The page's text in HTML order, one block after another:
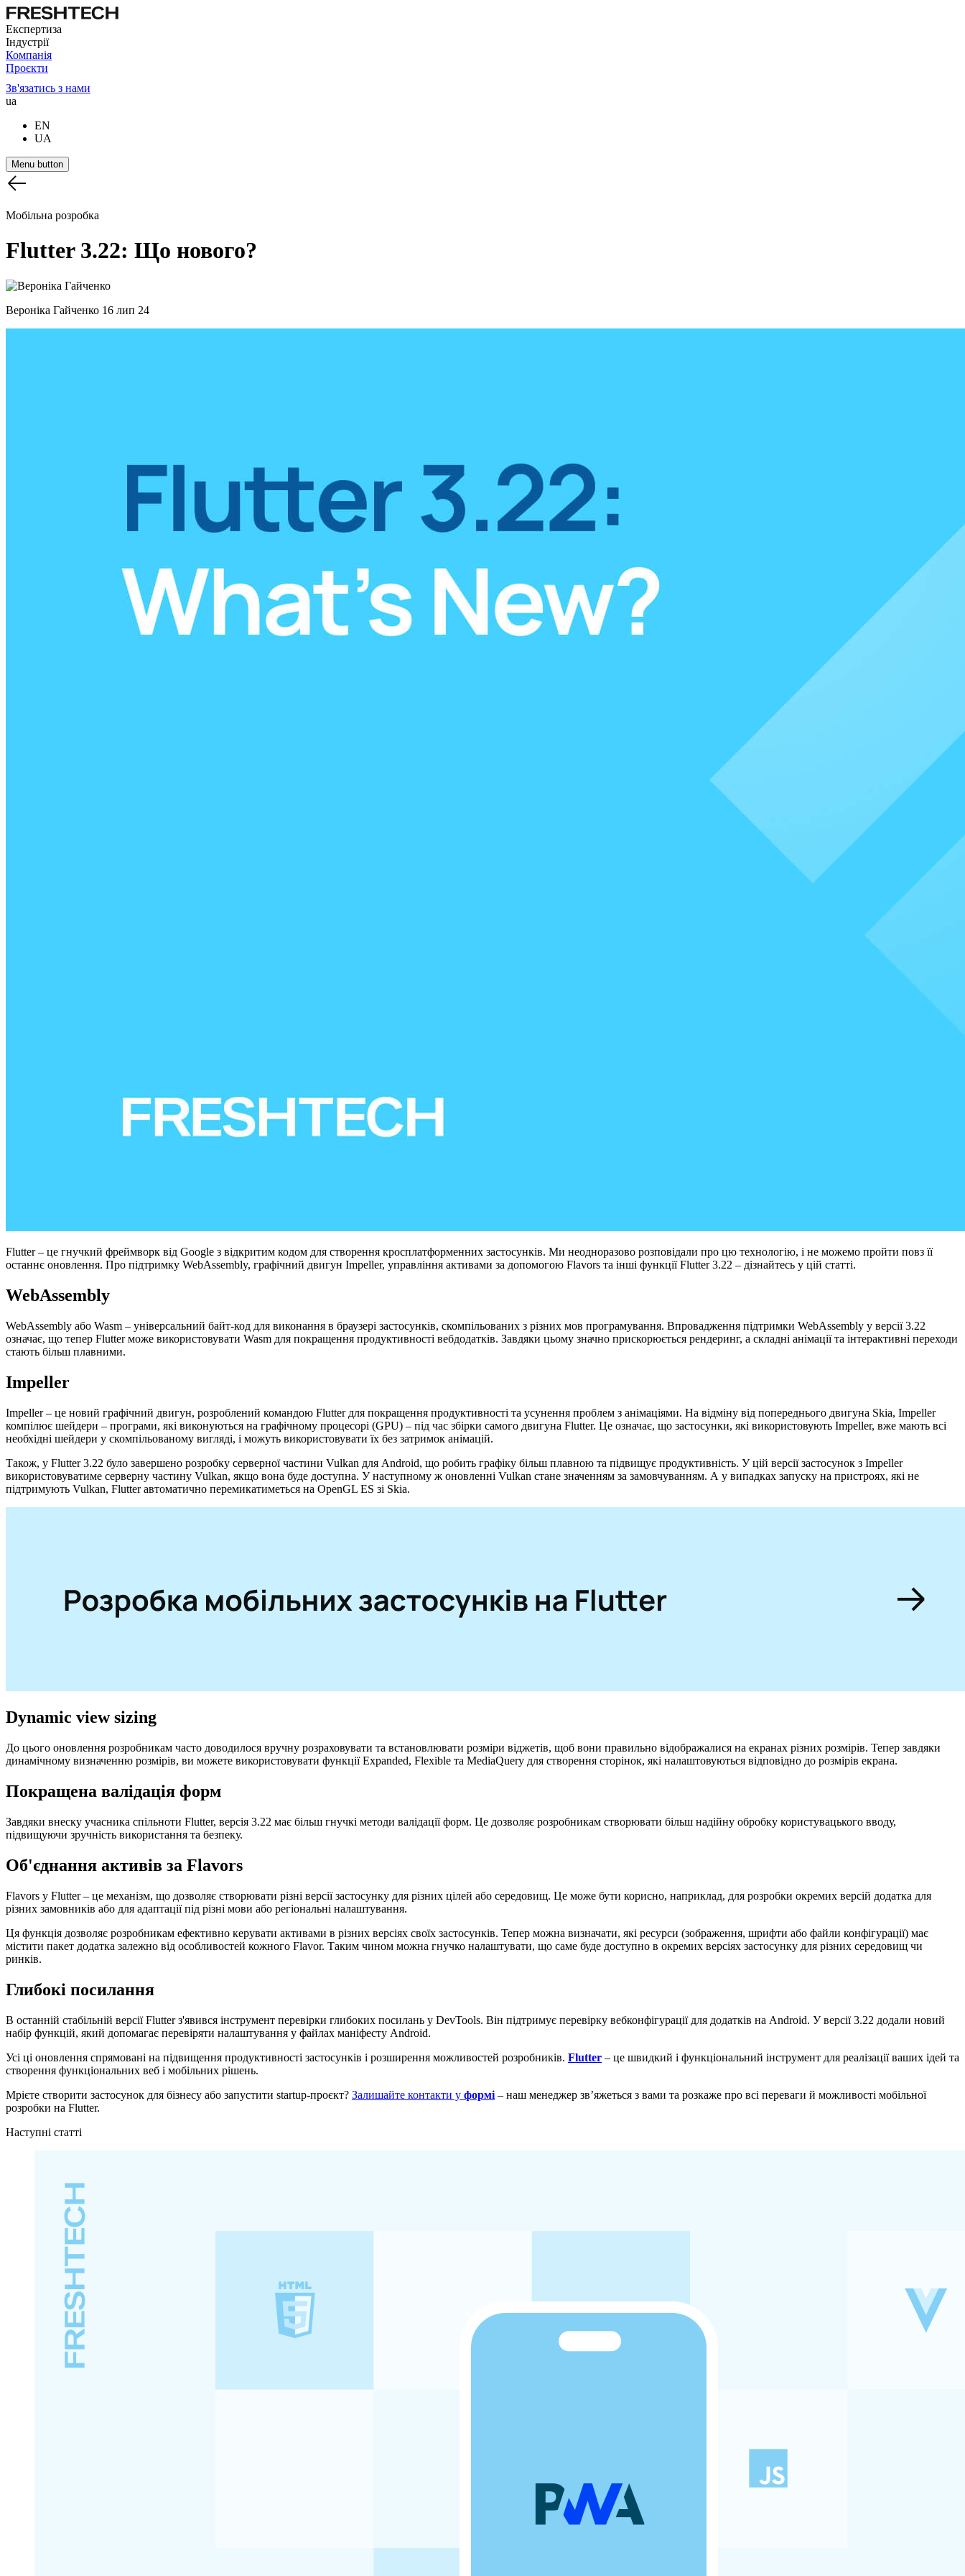
Експертиза
Індустрії
Компанія
Проєкти
Зв'язатись з нами
ua
EN
UA
Menu button
Мобільна розробка
Flutter 3.22: Що нового?
Вероніка Гайченко 16 лип 24
Flutter – це гнучкий фреймворк від Google з відкритим кодом для створення кросплатформенних застосунків. Ми неодноразово розповідали про цю технологію, і не можемо пройти повз її
останнє оновлення. Про підтримку WebAssembly, графічний двигун Impeller, управління активами за допомогою Flavors та інші функції Flutter 3.22 – дізнайтесь у цій статті.
WebAssembly
WebAssembly або Wasm – універсальний байт-код для виконання в браузері застосунків, скомпільованих з різних мов програмування. Впровадження підтримки WebAssembly у версії 3.22
означає, що тепер Flutter може використовувати Wasm для покращення продуктивності вебдодатків. Завдяки цьому значно прискорюється рендеринг, а складні анімації та інтерактивні переходи
стають більш плавними.
Impeller
Impeller – це новий графічний двигун, розроблений командою Flutter для покращення продуктивності та усунення проблем з анімаціями. На відміну від попереднього двигуна Skia, Impeller
компілює шейдери – програми, які виконуються на графічному процесорі (GPU) – під час збірки самого двигуна Flutter. Це означає, що застосунки, які використовують Impeller, вже мають всі
необхідні шейдери у скомпільованому вигляді, і можуть використовувати їх без затримок анімацій.
Також, у Flutter 3.22 було завершено розробку серверної частини Vulkan для Android, що робить графіку більш плавною та підвищує продуктивність. У цій версії застосунок з Impeller
використовуватиме серверну частину Vulkan, якщо вона буде доступна. У наступному ж оновленні Vulkan стане значенням за замовчуванням. А у випадках запуску на пристроях, які не
підтримують Vulkan, Flutter автоматично перемикатиметься на OpenGL ES зі Skia.
Dynamic view sizing
До цього оновлення розробникам часто доводилося вручну розраховувати та встановлювати розміри віджетів, щоб вони правильно відображалися на екранах різних розмірів. Тепер завдяки
динамічному визначенню розмірів, ви можете використовувати функції Expanded, Flexible та MediaQuery для створення сторінок, які налаштовуються відповідно до розмірів екрана.
Покращена валідація форм
Завдяки внеску учасника спільноти Flutter, версія 3.22 має більш гнучкі методи валідації форм. Це дозволяє розробникам створювати більш надійну обробку користувацького вводу,
підвищуючи зручність використання та безпеку.
Об'єднання активів за Flavors
Flavors у Flutter – це механізм, що дозволяє створювати різні версії застосунку для різних цілей або середовищ. Це може бути корисно, наприклад, для розробки окремих версій додатка для
різних замовників або для адаптації під різні мови або регіональні налаштування.
Ця функція дозволяє розробникам ефективно керувати активами в різних версіях своїх застосунків. Тепер можна визначати, які ресурси (зображення, шрифти або файли конфігурації) має
містити пакет додатка залежно від особливостей кожного Flavor. Таким чином можна гнучко налаштувати, що саме буде доступно в окремих версіях застосунку для різних середовищ чи
ринків.
Глибокі посилання
В останній стабільній версії Flutter з'явився інструмент перевірки глибоких посилань у DevTools. Він підтримує перевірку вебконфігурації для додатків на Android. У версії 3.22 додали новий
набір функцій, який допомагає перевіряти налаштування у файлах маніфесту Android.
Усі ці оновлення спрямовані на підвищення продуктивності застосунків і розширення можливостей розробників. Flutter – це швидкий і функціональний інструмент для реалізації ваших ідей та
створення функціональних веб і мобільних рішень.
Мрієте створити застосунок для бізнесу або запустити startup-проєкт? Залишайте контакти у формі – наш менеджер звʼяжеться з вами та розкаже про всі переваги й можливості мобільної
розробки на Flutter.
Наступні статті